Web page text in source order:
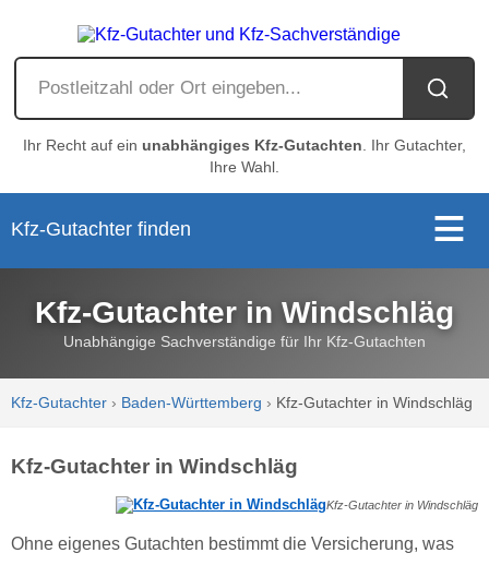
Ihr Recht auf ein unabhängiges Kfz-Gutachten . Ihr Gutachter,
Ihre Wahl.
Kfz-Gutachter finden
Kfz-Gutachter in Windschläg
Unabhängige Sachverständige für Ihr Kfz-Gutachten
Kfz-Gutachter › Baden-Württemberg › Kfz-Gutachter in Windschläg
Kfz-Gutachter in Windschläg
Kfz-Gutachter in Windschläg
Ohne eigenes Gutachten bestimmt die Versicherung, was